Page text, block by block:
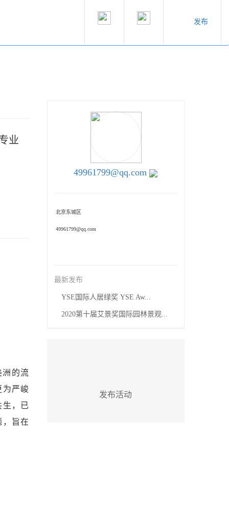
发布
业
的流
为严峻
生，已
，旨在
49961799@qq.com
北京东城区
49961799@qq.com
最新发布
YSE国际人居绿奖 YSE Aw...
2020第十届艾景奖国际园林景观...
发布活动